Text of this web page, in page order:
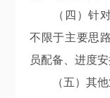
（四）针对
不限于主要思
员配备、进度
（五）其他